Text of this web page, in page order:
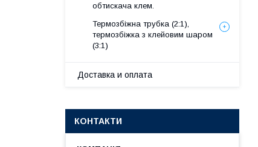
обтискача клем.
Термозбіжна трубка (2:1),
термозбіжка з клейовим шаром
(3:1)
Доставка и оплата
КОНТАКТИ